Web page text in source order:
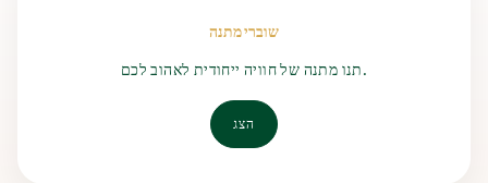
שוברי מתנה
תנו מתנה של חוויה ייחודית לאהוב לכם.
הצג
הקשר בין בירה לאמבטיות ידוע רשמית מהימי הביניים, כאשר
תהליך הייצור נשאר ללא שינוי במשך מאות שנים – הכל מתחיל
בטחינת המלוט ואחריה בישול הבירה. לאחר מכן מתקרר התירוש
ומשתמשים בשמרים מושרים, ואחר כך מתבצעת התסיסה הראשית.
הבירה החצי-מוכנה מונחת במכלי בירה שם הבירה שוכבת